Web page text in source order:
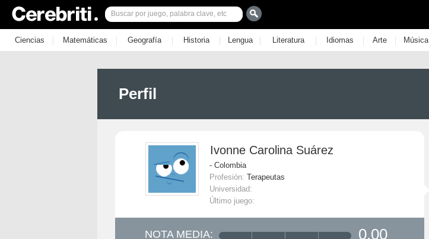
Ciencias | Matemáticas | Geografía | Historia | Lengua | Literatura | Idiomas | Arte | Música
Perfil
Ivonne Carolina Suárez
- Colombia
Profesión: Terapeutas
Universidad:
Último juego:
NOTA MEDIA: 0,00